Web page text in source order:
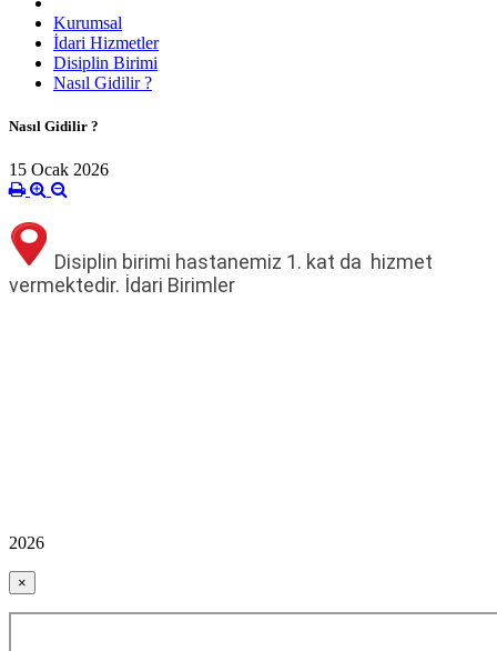
Kurumsal
İdari Hizmetler
Disiplin Birimi
Nasıl Gidilir ?
Nasıl Gidilir ?
15 Ocak 2026
Disiplin birimi hastanemiz 1. kat da hizmet
vermektedir. İdari Birimler
2026
×